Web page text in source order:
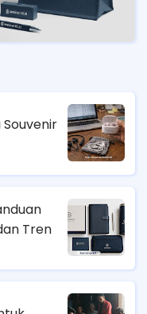
Tren